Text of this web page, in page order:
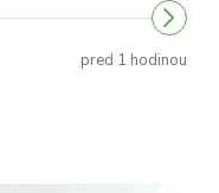
pred 1 hodinou